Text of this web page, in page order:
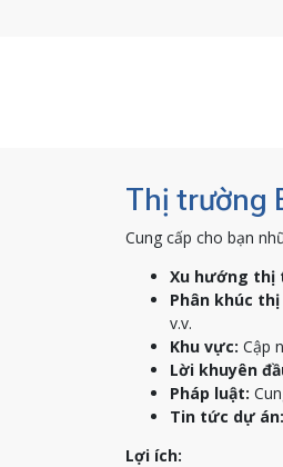
Thị trường
Cung cấp cho bạn
Xu hướng thị
Phân khúc
v.v.
Khu vực: Cập
Lời khuyên
Pháp luật:
Tin tức dự án:
Lợi ích: